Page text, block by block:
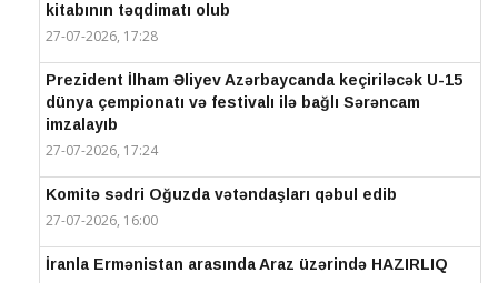
kitabının təqdimatı olub
27-07-2026, 17:28
Prezident İlham Əliyev Azərbaycanda keçiriləcək U-15
dünya çempionatı və festivalı ilə bağlı Sərəncam
imzalayıb
27-07-2026, 17:24
Komitə sədri Oğuzda vətəndaşları qəbul edib
27-07-2026, 16:00
İranla Ermənistan arasında Araz üzərində HAZIRLIQ